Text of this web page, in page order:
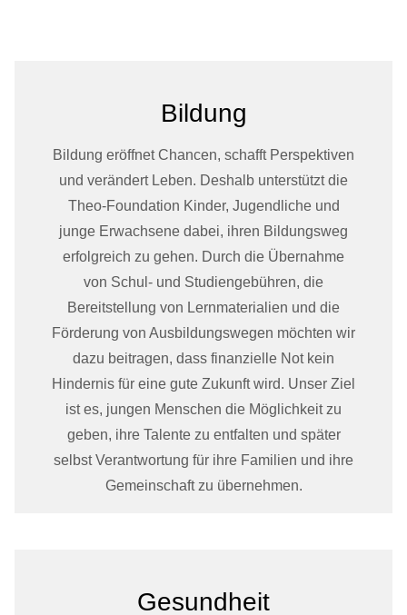
Bildung
Bildung eröffnet Chancen, schafft Perspektiven
und verändert Leben. Deshalb unterstützt die
Theo-Foundation Kinder, Jugendliche und
junge Erwachsene dabei, ihren Bildungsweg
erfolgreich zu gehen. Durch die Übernahme
von Schul- und Studiengebühren, die
Bereitstellung von Lernmaterialien und die
Förderung von Ausbildungswegen möchten wir
dazu beitragen, dass finanzielle Not kein
Hindernis für eine gute Zukunft wird. Unser Ziel
ist es, jungen Menschen die Möglichkeit zu
geben, ihre Talente zu entfalten und später
selbst Verantwortung für ihre Familien und ihre
Gemeinschaft zu übernehmen.
Gesundheit